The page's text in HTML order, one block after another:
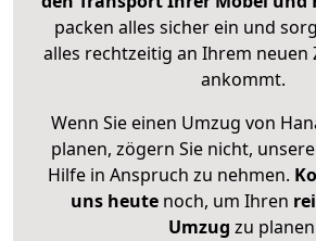
packen alles sicher ein und
alles rechtzeitig an Ihrem neuen
ankommt.
Wenn Sie einen Umzug von
planen, zögern Sie nicht,
Hilfe in Anspruch zu nehmen.
uns heutenoch, um Ihren
Umzug zu